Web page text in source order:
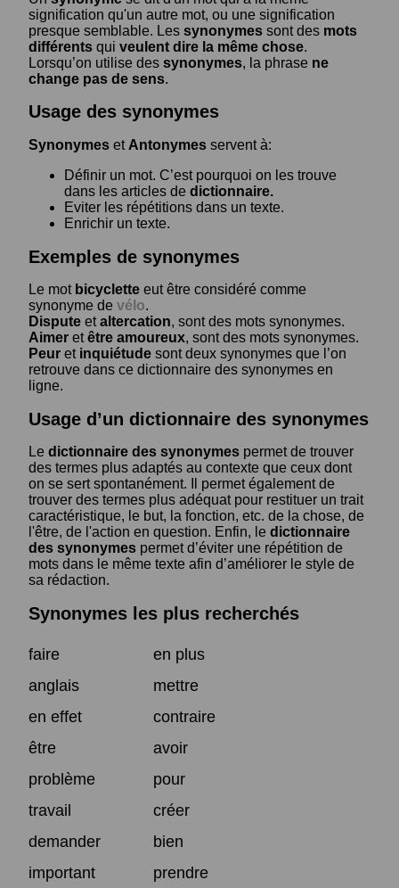
signification qu'un autre mot, ou une signification
presque semblable. Les synonymes sont des mots
différents qui veulent dire la même chose.
Lorsqu’on utilise des synonymes, la phrase ne
change pas de sens.
Usage des synonymes
Synonymes et Antonymes servent à:
Définir un mot. C’est pourquoi on les trouve
dans les articles de dictionnaire.
Eviter les répétitions dans un texte.
Enrichir un texte.
Exemples de synonymes
Le mot bicyclette eut être considéré comme
synonyme de vélo.
Dispute etaltercation, sont des mots synonymes.
Aimer etêtre amoureux, sont des mots synonymes.
Peur et inquiétude sont deux synonymes que l’on
retrouve dans ce dictionnaire des synonymes en
ligne.
Usage d’un dictionnaire des synonymes
Le dictionnaire des synonymes permet de trouver
des termes plus adaptés au contexte que ceux dont
on se sert spontanément. Il permet également de
trouver des termes plus adéquat pour restituer un trait
caractéristique, le but, la fonction, etc. de la chose, de
l'être, de l'action en question. Enfin, le dictionnaire
des synonymes permet d’éviter une répétition de
mots dans le même texte afin d’améliorer le style de
sa rédaction.
Synonymes les plus recherchés
faire
en plus
anglais
mettre
en effet
contraire
être
avoir
problème
pour
travail
créer
demander
bien
important
prendre